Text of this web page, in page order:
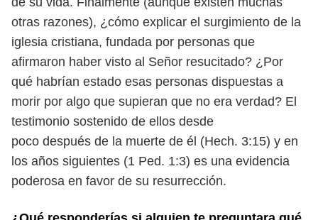
otras razones), ¿cómo explicar el surgimiento de la
iglesia cristiana, fundada por personas que
afirmaron haber visto al Señor resucitado? ¿Por
qué habrían estado esas personas dispuestas a
morir por algo que supieran que no era verdad? El
testimonio sostenido de ellos desde
poco después de la muerte de él (Hech. 3:15) y en
los años siguientes (1 Ped. 1:3) es una evidencia
poderosa en favor de su resurrección.